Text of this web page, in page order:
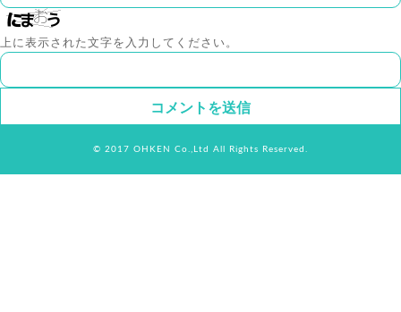
上に表示された文字を入力してください。
© 2017 OHKEN Co.,Ltd All Rights Reserved.